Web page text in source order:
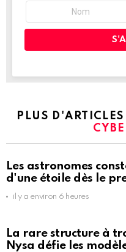
PLUS
Les astronomes
d'une étoile dès le
il y a environ 6 heures
La rare structure à
Nysa défie les